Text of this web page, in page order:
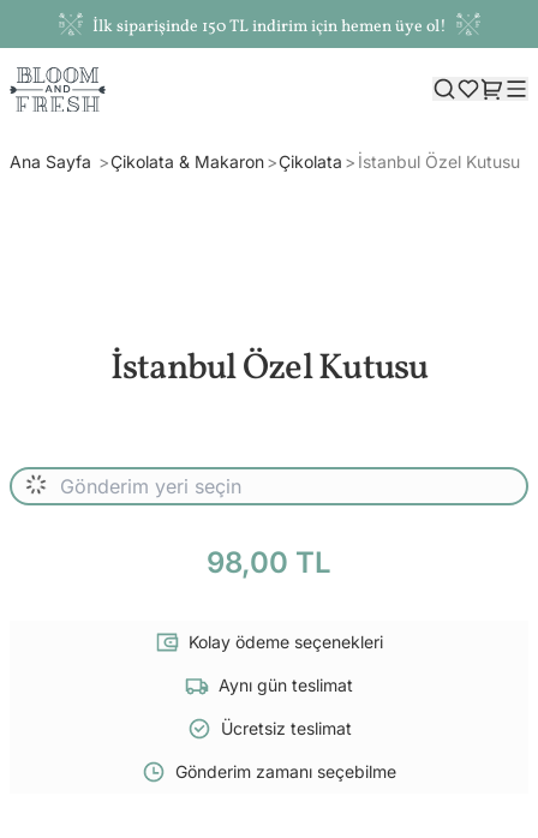
İlk siparişinde 150 TL indirim için hemen üye ol!
Ana Sayfa Çikolata & Makaron Çikolata İstanbul Özel Kutusu
İstanbul Özel Kutusu
98,00 TL
Kolay ödeme seçenekleri
Aynı gün teslimat
Ücretsiz teslimat
Gönderim zamanı seçebilme